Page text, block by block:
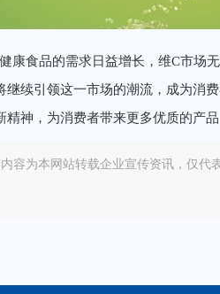
康食品的需求日益增长，维C市场
继续引领这一市场的潮流，成为消
精神，为消费者带来更多优质的产
容为本网站转载企业宣传资讯，仅